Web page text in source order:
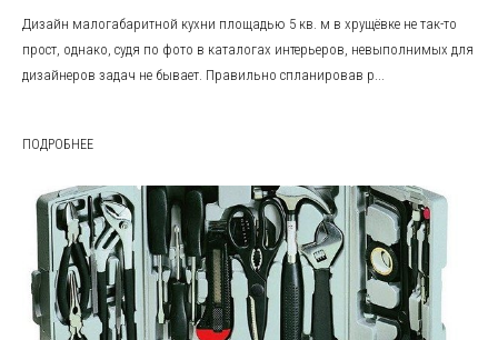
Дизайн малогабаритной кухни площадью 5 кв. м в хрущёвке не так-то
прост, однако, судя по фото в каталогах интерьеров, невыполнимых для
дизайнеров задач не бывает. Правильно спланировав р...
ПОДРОБНЕЕ